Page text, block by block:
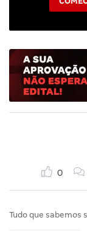
0
Tudo que sabemos